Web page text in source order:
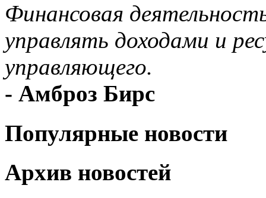
Финансовая
управлять доходами и
управляющего.
- Амброз Бирс
Популярные новости
Архив новостей